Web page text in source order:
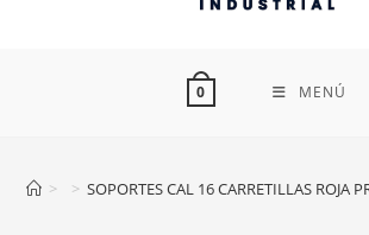
0 MENÚ
> > SOPORTES CAL 16 CARRETILLAS ROJA